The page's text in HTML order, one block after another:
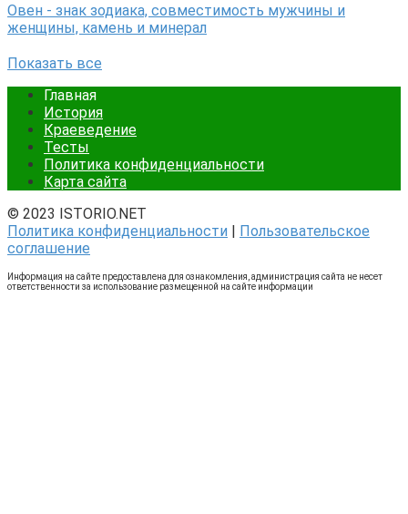
Овен - знак зодиака, совместимость мужчины и
женщины, камень и минерал
Показать все
Главная
История
Краеведение
Тесты
Политика конфиденциальности
Карта сайта
© 2023 ISTORIO.NET
Политика конфиденциальности | Пользовательское
соглашение
Информация на сайте предоставлена для ознакомления, администрация сайта не несет
ответственности за использование размещенной на сайте информации